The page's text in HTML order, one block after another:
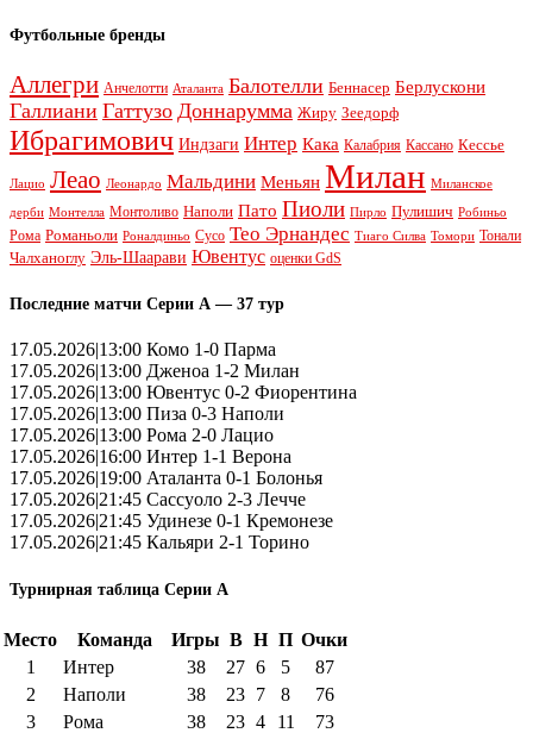
Футбольные бренды
Аллегри Анчелотти Аталанта Балотелли Беннасер Берлускони
Галлиани Гаттузо Доннарумма Жиру Зеедорф
Ибрагимович Индзаги Интер Кака Калабрия Кассано Кессье
Лацио Леао Леонардо Мальдини Меньян Милан Миланское
дерби Монтелла Монтоливо Наполи Пато Пиоли Пирло Пулишич Робиньо
Рома Романьоли Роналдиньо Сусо Тео Эрнандес Тиаго Силва Томори Тонали
Чалханоглу Эль-Шаарави Ювентус оценки GdS
Последние матчи Серии А — 37 тур
17.05.2026|13:00 Комо 1-0 Парма
17.05.2026|13:00 Дженоа 1-2 Милан
17.05.2026|13:00 Ювентус 0-2 Фиорентина
17.05.2026|13:00 Пиза 0-3 Наполи
17.05.2026|13:00 Рома 2-0 Лацио
17.05.2026|16:00 Интер 1-1 Верона
17.05.2026|19:00 Аталанта 0-1 Болонья
17.05.2026|21:45 Сассуоло 2-3 Лечче
17.05.2026|21:45 Удинезе 0-1 Кремонезе
17.05.2026|21:45 Кальяри 2-1 Торино
Турнирная таблица Серии А
Место Команда Игры В Н П Очки
1
Интер 38 27 6 5
87
2
Наполи 38 23 7 8
76
3
Рома 38 23 4 11
73